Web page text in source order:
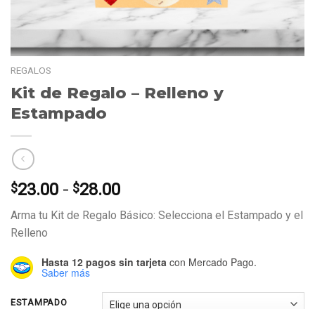
REGALOS
Kit de Regalo – Relleno y
Estampado
$23.00 - $28.00Rango
de
precios:
$23.00
hasta
$28.00
Arma tu Kit de Regalo Básico: Selecciona el Estampado y el
Relleno
Hasta 12 pagos sin tarjeta con Mercado Pago.
Saber más
ESTAMPADO